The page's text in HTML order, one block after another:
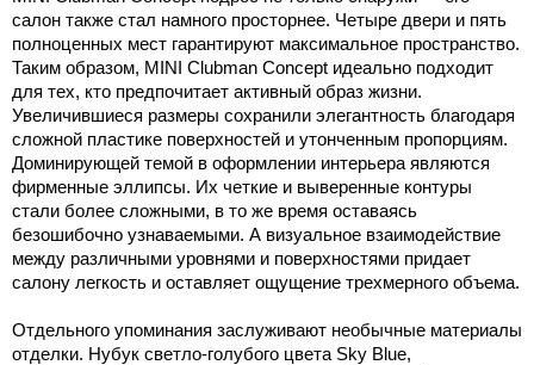
салон также стал намного просторнее. Четыре двери и пять
полноценных мест гарантируют максимальное пространство.
Таким образом, MINI Clubman Concept идеально подходит
для тех, кто предпочитает активный образ жизни.
Увеличившиеся размеры сохранили элегантность благодаря
сложной пластике поверхностей и утонченным пропорциям.
Доминирующей темой в оформлении интерьера являются
фирменные эллипсы. Их четкие и выверенные контуры
стали более сложными, в то же время оставаясь
безошибочно узнаваемыми. А визуальное взаимодействие
между различными уровнями и поверхностями придает
салону легкость и оставляет ощущение трехмерного объема.
Отдельного упоминания заслуживают необычные материалы
отделки. Нубук светло-голубого цвета Sky Blue,